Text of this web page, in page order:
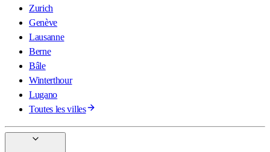
Zurich
Genève
Lausanne
Berne
Bâle
Winterthour
Lugano
Toutes les villes